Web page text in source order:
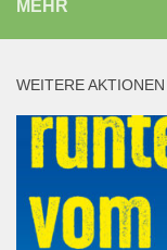
MEHR
WEITERE AKTIONEN